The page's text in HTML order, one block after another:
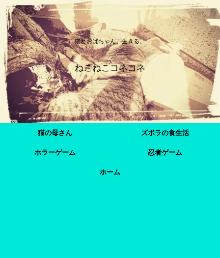
猫とおばちゃん、生きる。
ねこねこコネコネ
猫の母さん ズボラの食生活
ホラーゲーム 忍者ゲーム
ホーム